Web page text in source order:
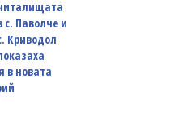
с. Паволче и
Криводол
в новата